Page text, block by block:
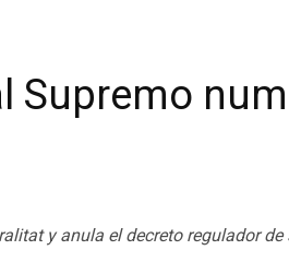
Supremo
y anula el decreto regulador